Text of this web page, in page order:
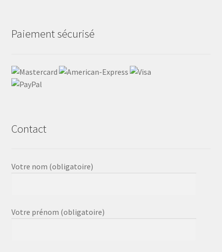
Paiement sécurisé
Contact
Votre nom (obligatoire)
Votre prénom (obligatoire)